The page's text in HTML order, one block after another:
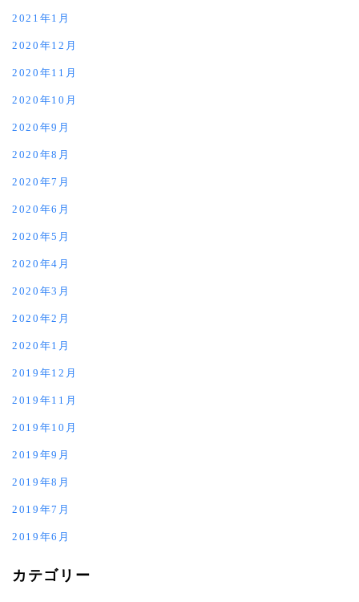
2021年1月
2020年12月
2020年11月
2020年10月
2020年9月
2020年8月
2020年7月
2020年6月
2020年5月
2020年4月
2020年3月
2020年2月
2020年1月
2019年12月
2019年11月
2019年10月
2019年9月
2019年8月
2019年7月
2019年6月
カテゴリー